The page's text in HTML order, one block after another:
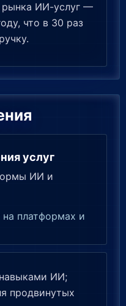
ИИ-услуг —
что в 30 раз
услуг
ИИ и
платформах и
ИИ;
продвинутых